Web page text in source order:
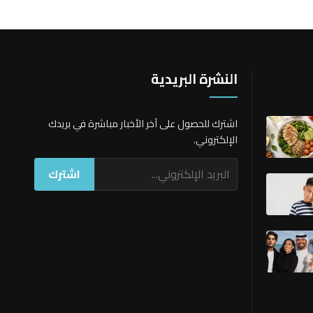
النشرة البريدية
اشترك للحصول على آخر الأخبار مباشرة في بريدك
الإلكتروني.
اشترك